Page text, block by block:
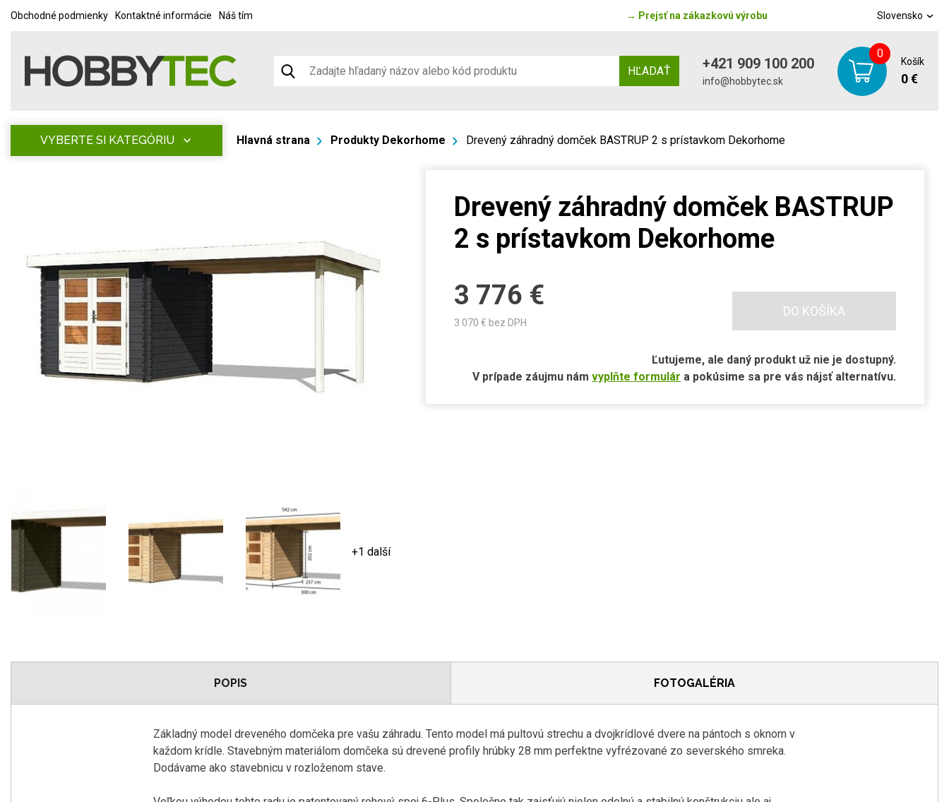
Obchodné podmienky Kontaktné informácie Náš tím → Prejsť na zákazkovú výrobu Slovensko
HĽADAŤ +421 909 100 200
info@hobbytec.sk
0
Košík
0 €
VYBERTE SI KATEGÓRIU Hlavná strana Produkty Dekorhome Drevený záhradný domček BASTRUP 2 s prístavkom Dekorhome
+1 další
Drevený záhradný domček BASTRUP
2 s prístavkom Dekorhome
3 776 €
3 070 € bez DPH
DO KOŠÍKA
Ľutujeme, ale daný produkt už nie je dostupný.
V prípade záujmu nám vyplňte formulár a pokúsime sa pre vás nájsť alternatívu.
POPIS FOTOGALÉRIA
Základný model dreveného domčeka pre vašu záhradu. Tento model má pultovú strechu a dvojkrídlové dvere na pántoch s oknom v
každom krídle. Stavebným materiálom domčeka sú drevené profily hrúbky 28 mm perfektne vyfrézované zo severského smreka.
Dodávame ako stavebnicu v rozloženom stave.